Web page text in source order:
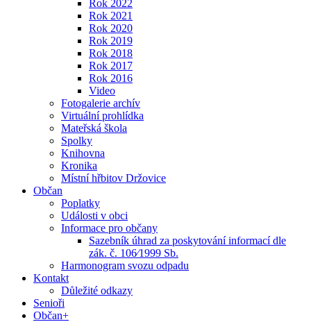
Rok 2022
Rok 2021
Rok 2020
Rok 2019
Rok 2018
Rok 2017
Rok 2016
Video
Fotogalerie archív
Virtuální prohlídka
Mateřská škola
Spolky
Knihovna
Kronika
Místní hřbitov Držovice
Občan
Poplatky
Události v obci
Informace pro občany
Sazebník úhrad za poskytování informací dle
zák. č. 106⁄1999 Sb.
Harmonogram svozu odpadu
Kontakt
Důležité odkazy
Senioři
Občan+